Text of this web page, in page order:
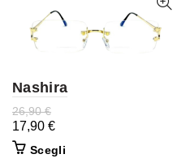
Nashira
26,90€
17,90 €
Scegli